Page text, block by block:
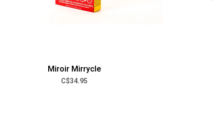
Miroir Mirrycle
C$34.95